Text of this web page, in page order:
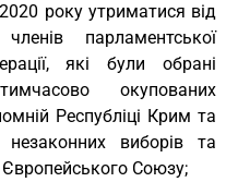
року утриматися від
парламентської
які були обрані
окупованих
Республіці Крим та
незаконних виборів та
Союзу;